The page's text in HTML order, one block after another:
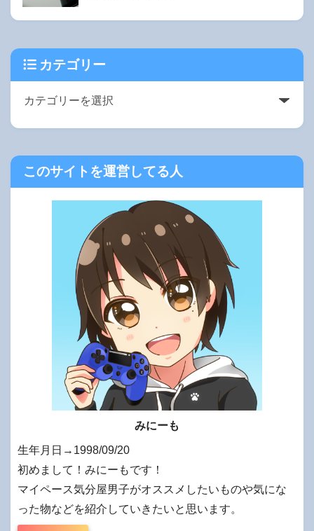
カテゴリー
このサイトを運営してる人
みにーも
生年月日→1998/09/20
初めまして！みにーもです！
マイペース気分屋男子がオススメしたいものや気にな
った物などを紹介していきたいと思います。